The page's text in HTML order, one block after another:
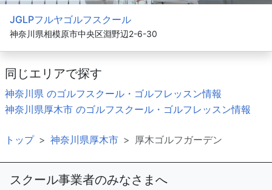
JGLPフルヤゴルフスクール
神奈川県相模原市中央区淵野辺2-6-30
同じエリアで探す
神奈川県 のゴルフスクール・ゴルフレッスン情報
神奈川県厚木市 のゴルフスクール・ゴルフレッスン情報
トップ 神奈川県厚木市 厚木ゴルフガーデン
スクール事業者のみなさまへ